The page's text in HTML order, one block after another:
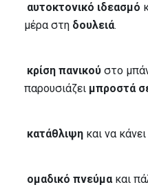
αυτοκτονικό ιδεασμό
μέρα στη δουλειά.
κρίση πανικού στο
παρουσιάζει μπροστά
κατάθλιψη και να κάνει
ομαδικό πνεύμακαι